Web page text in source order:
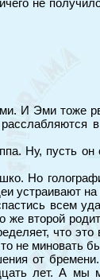
не
И Эми тоже
Ну, пусть
Но
устраивают
всем
же второй
что
не миновать
от
лет. А